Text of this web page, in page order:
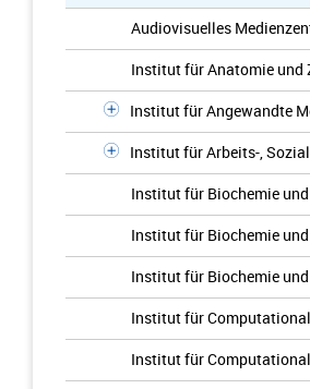
Audiovisuelles
Institut für Anatomie und
Institut für Angewandte
Institut für Arbeits-,
Institut für Biochemie
Institut für Biochemie
Institut für Biochemie
Institut für
Institut für